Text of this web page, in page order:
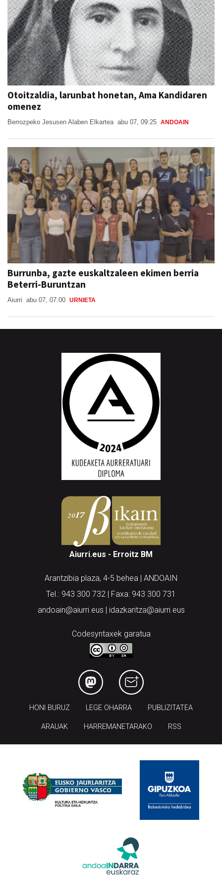
Otoitzaldia, larunbat honetan, Ama Kandidaren
omenez
Berrozpeko Jesusen Alaben Elkartea abu 07, 09:25 ANDOAIN
Burrunba, gazte euskaltzaleen ekimen berria
Beterri-Buruntzan
Aiurri abu 07, 07:00 URNIETA
Aiurri.eus - Erroitz BM
Arantzibia plaza, 4-5 behea | ANDOAIN
Tel.: 943 300 732 | Faxa: 943 300 731
andoain@aiurri.eus | idazkaritza@aiurri.eus
Codesyntaxek garatua
HONI BURUZ LEGE OHARRA PUBLIZITATEA
ARAUAK HARREMANETARAKO RSS